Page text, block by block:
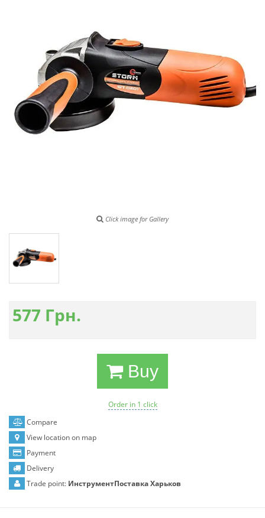
Click image for Gallery
577 Грн.
Buy
Order in 1 click
Compare
View location on map
Payment
Delivery
Trade point: ИнструментПоставка Харьков